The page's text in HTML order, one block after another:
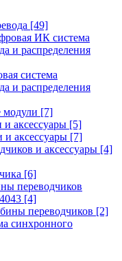
[49]
ИК система
и распределения
система
и распределения
[7]
аксессуары [5]
аксессуары [7]
и аксессуары [4]
[6]
переводчиков
[4]
переводчиков [2]
синхронного